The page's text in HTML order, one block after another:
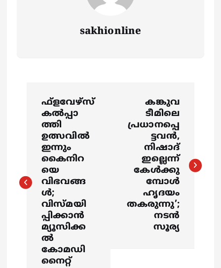
sakhionline
n
ഫ്ളവേഴ്സ്
കല്‍പ്പാ
ത്തി
ഉത്സവില്‍
ഇന്നും
കൈനിറ
യെ
വിഭവങ്ങ
ള്‍;
വിസ്മയി
പ്പിക്കാന്‍
മ്യൂസിക്ക
ല്‍
കോമഡി
നൈറ്റ്
കങ്കുവ
ടീമിലെ
പ്രധാനപ്പെ
ട്ടവൻ,
നിഷാദ്
ഇല്ലെന്ന്
കേള്‍ക്കു
മ്പോള്‍
ഹൃദയം
തകരുന്നു’;
നടന്‍
സൂര്യ